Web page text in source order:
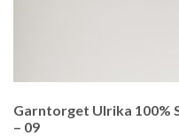
Garntorget Ulrika 100%
– 09